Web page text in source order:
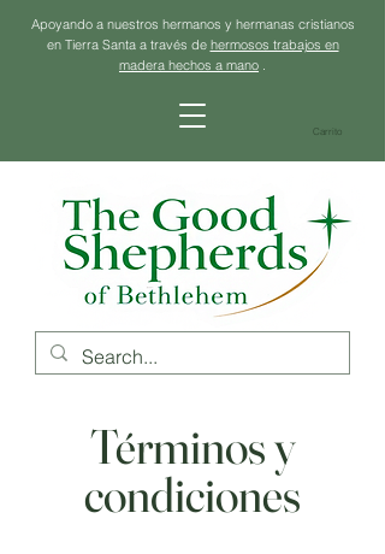
Apoyando a nuestros hermanos y hermanas cristianos
en Tierra Santa a través de hermosos trabajos en
madera hechos a mano .
Carrito
Términos y
condiciones